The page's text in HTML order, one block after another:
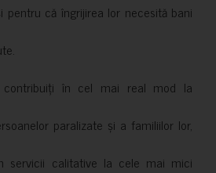
pentru că îngrijirea lor necesită bani
contribuiți în cel mai real mod la
paralizate și a familiilor lor,
servicii calitative la cele mai mici